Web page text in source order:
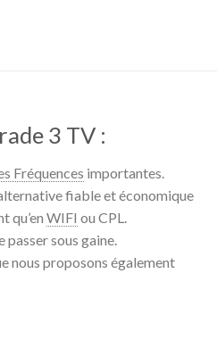
3 TV :
Fréquences importantes.
fiable et économique
qu’en WIFI ou CPL.
sous gaine.
nous proposons également